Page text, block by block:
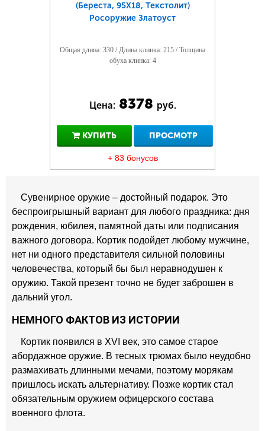
(Береста, 95Х18, Текстолит)
Росоружие Златоуст
Общая длина: 330 / Длина клинка: 215 / Толщина
обуха клинка: 4
Цена: 8378 руб.
КУПИТЬ ПРОСМОТР
+ 83 бонусов
Сувенирное оружие – достойный подарок. Это
беспроигрышный вариант для любого праздника: дня
рождения, юбилея, памятной даты или подписания
важного договора. Кортик подойдет любому мужчине,
нет ни одного представителя сильной половины
человечества, который бы был неравнодушен к
оружию. Такой презент точно не будет заброшен в
дальний угол.
НЕМНОГО ФАКТОВ ИЗ ИСТОРИИ
Кортик появился в XVI век, это самое старое
абордажное оружие. В тесных трюмах было неудобно
размахивать длинными мечами, поэтому морякам
пришлось искать альтернативу. Позже кортик стал
обязательным оружием офицерского состава
военного флота.